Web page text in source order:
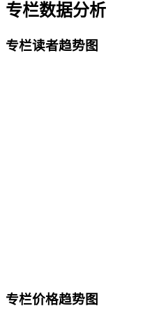
专栏数据分析
专栏读者趋势图
专栏价格趋势图